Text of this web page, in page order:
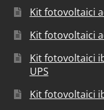
Kit fotovoltaici
Kit fotovoltaici
Kit fotovoltaici
UPS
Kit fotovoltaici